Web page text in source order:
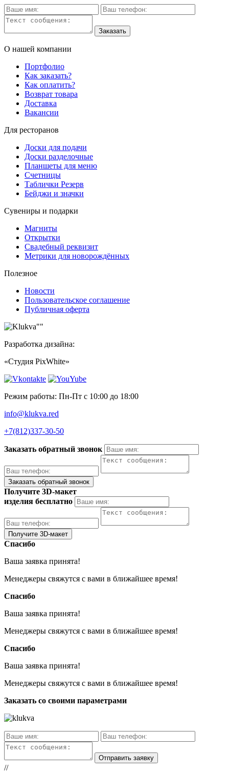
О нашей компании
Портфолио
Как заказать?
Как оплатить?
Возврат товара
Доставка
Вакансии
Для ресторанов
Доски для подачи
Доски разделочные
Планшеты для меню
Счетницы
Таблички Резерв
Бейджи и значки
Сувениры и подарки
Магниты
Открытки
Свадебный реквизит
Метрики для новорождённых
Полезное
Новости
Пользовательское соглашение
Публичная оферта
Разработка дизайна:
«Студия PixWhite»
Режим работы: Пн-Пт с 10:00 до 18:00
info@klukva.red
+7(812)337‑30-50
Заказать обратный звонок
Получите 3D-макет
изделия бесплатно
Спасибо
Ваша заявка принята!
Менеджеры свяжутся с вами в ближайшее время!
Спасибо
Ваша заявка принята!
Менеджеры свяжутся с вами в ближайшее время!
Спасибо
Ваша заявка принята!
Менеджеры свяжутся с вами в ближайшее время!
Заказать со своими параметрами
//